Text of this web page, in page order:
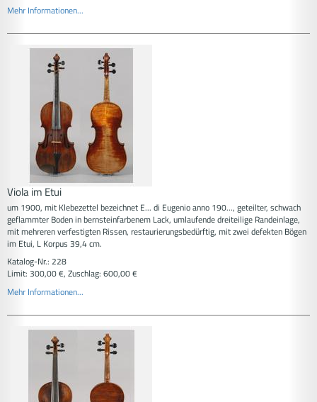
Mehr Informationen...
Viola im Etui
um 1900, mit Klebezettel bezeichnet E... di Eugenio anno 190..., geteilter, schwach
geflammter Boden in bernsteinfarbenem Lack, umlaufende dreiteilige Randeinlage,
mit mehreren verfestigten Rissen, restaurierungsbedürftig, mit zwei defekten Bögen
im Etui, L Korpus 39,4 cm.
Katalog-Nr.: 228
Limit: 300,00 €, Zuschlag: 600,00 €
Mehr Informationen...